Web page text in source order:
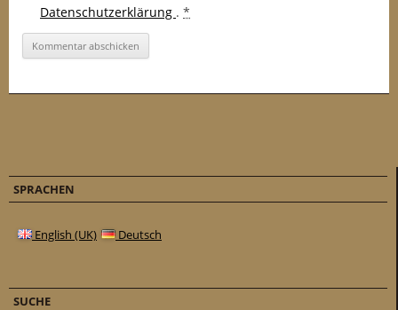
Datenschutzerklärung . *
SPRACHEN
English (UK) Deutsch
SUCHE